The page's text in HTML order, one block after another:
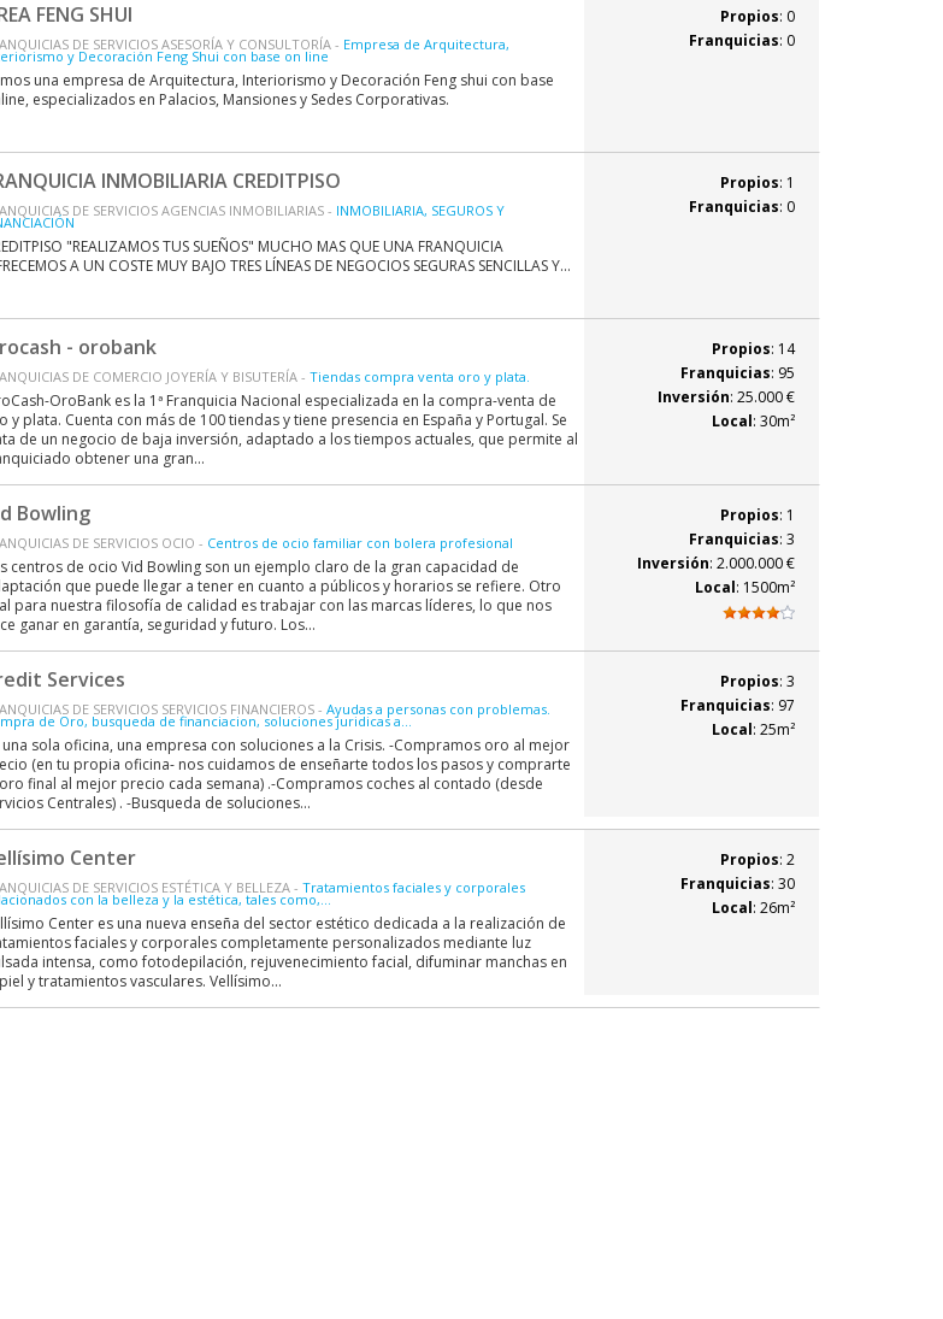
FENG SHUI
DE SERVICIOS ASESORÍA Y CONSULTORÍA - Empresa de Arquitectura,
y Decoración Feng Shui con base on line
una empresa de Arquitectura, Interiorismo y Decoración Feng shui con base
especializados en Palacios, Mansiones y Sedes Corporativas.
Propios: 0
Franquicias: 0
INMOBILIARIA CREDITPISO
DE SERVICIOS AGENCIAS INMOBILIARIAS - INMOBILIARIA, SEGUROS Y
"REALIZAMOS TUS SUEÑOS" MUCHO MAS QUE UNA FRANQUICIA
A UN COSTE MUY BAJO TRES LÍNEAS DE NEGOCIOS SEGURAS SENCILLAS Y...
Propios: 1
Franquicias: 0
- orobank
DE COMERCIO JOYERÍA Y BISUTERÍA - Tiendas compra venta oro y plata.
OroBank es la 1ª Franquicia Nacional especializada en la compra-venta de
y plata. Cuenta con más de 100 tiendas y tiene presencia en España y Portugal. Se
de un negocio de baja inversión, adaptado a los tiempos actuales, que permite al
obtener una gran...
Propios: 14
Franquicias: 95
Inversión: 25.000 €
Local: 30m²
Bowling
DE SERVICIOS OCIO - Centros de ocio familiar con bolera profesional
centros de ocio Vid Bowling son un ejemplo claro de la gran capacidad de
que puede llegar a tener en cuanto a públicos y horarios se refiere. Otro
para nuestra filosofía de calidad es trabajar con las marcas líderes, lo que nos
ganar en garantía, seguridad y futuro. Los...
Propios: 1
Franquicias: 3
Inversión: 2.000.000 €
Local: 1500m²
Services
DE SERVICIOS SERVICIOS FINANCIEROS - Ayudas a personas con problemas.
de Oro, busqueda de financiacion, soluciones juridicas a...
una sola oficina, una empresa con soluciones a la Crisis. -Compramos oro al mejor
(en tu propia oficina- nos cuidamos de enseñarte todos los pasos y comprarte
final al mejor precio cada semana) .-Compramos coches al contado (desde
Centrales) . -Busqueda de soluciones...
Propios: 3
Franquicias: 97
Local: 25m²
Center
DE SERVICIOS ESTÉTICA Y BELLEZA - Tratamientos faciales y corporales
con la belleza y la estética, tales como,...
Center es una nueva enseña del sector estético dedicada a la realización de
faciales y corporales completamente personalizados mediante luz
intensa, como fotodepilación, rejuvenecimiento facial, difuminar manchas en
y tratamientos vasculares. Vellísimo...
Propios: 2
Franquicias: 30
Local: 26m²